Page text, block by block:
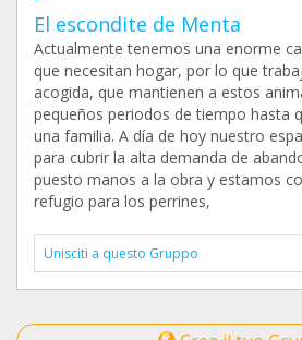
El escondite de Menta
Actualmente tenemos una enorme
que necesitan hogar, por lo que
acogida, que mantienen a estos
pequeños periodos de tiempo hasta
una familia. A día de hoy nuestro
para cubrir la alta demanda de
puesto manos a la obra y estamos
refugio para los perrines,
Unisciti a questo Gruppo